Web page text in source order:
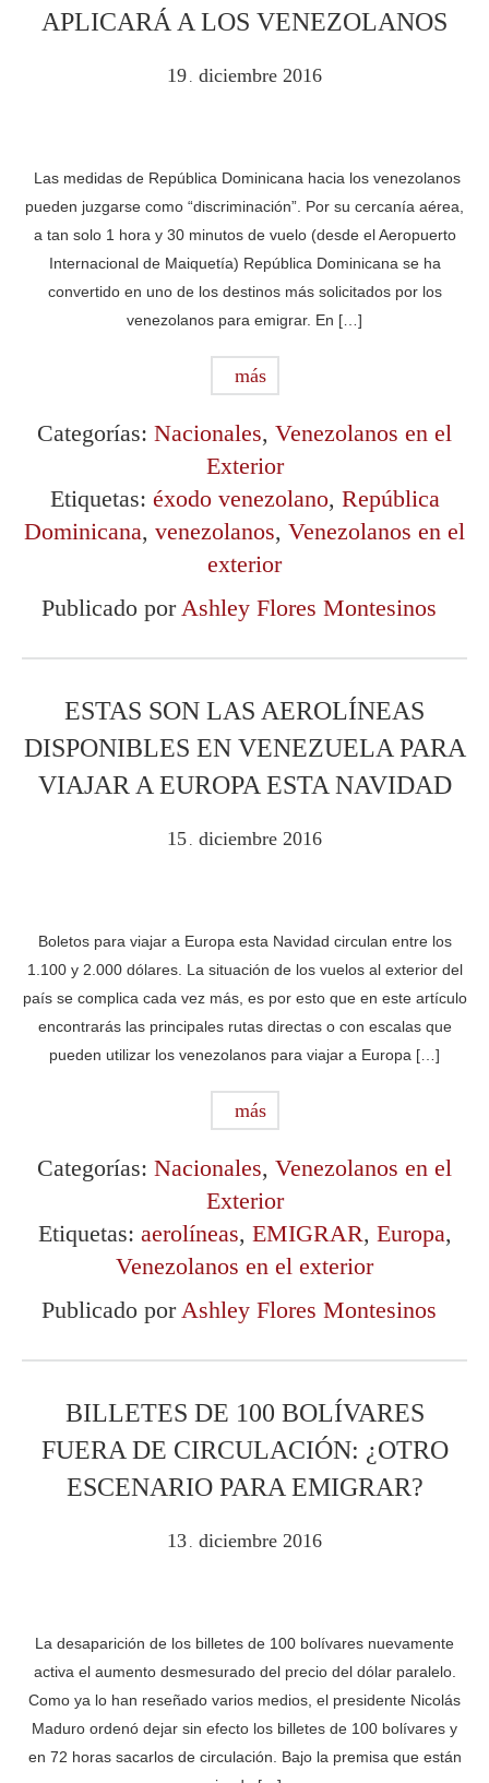
APLICARÁ A LOS VENEZOLANOS
19 . diciembre 2016
Las medidas de República Dominicana hacia los venezolanos
pueden juzgarse como “discriminación”. Por su cercanía aérea,
a tan solo 1 hora y 30 minutos de vuelo (desde el Aeropuerto
Internacional de Maiquetía) República Dominicana se ha
convertido en uno de los destinos más solicitados por los
venezolanos para emigrar. En […]
más
Categorías: Nacionales, Venezolanos en el
Exterior
Etiquetas: éxodo venezolano, República
Dominicana, venezolanos, Venezolanos en el
exterior
Publicado porAshley Flores Montesinos
ESTAS SON LAS AEROLÍNEAS
DISPONIBLES EN VENEZUELA PARA
VIAJAR A EUROPA ESTA NAVIDAD
15 . diciembre 2016
Boletos para viajar a Europa esta Navidad circulan entre los
1.100 y 2.000 dólares. La situación de los vuelos al exterior del
país se complica cada vez más, es por esto que en este artículo
encontrarás las principales rutas directas o con escalas que
pueden utilizar los venezolanos para viajar a Europa […]
más
Categorías: Nacionales, Venezolanos en el
Exterior
Etiquetas: aerolíneas, EMIGRAR, Europa,
Venezolanos en el exterior
Publicado porAshley Flores Montesinos
BILLETES DE 100 BOLÍVARES
FUERA DE CIRCULACIÓN: ¿OTRO
ESCENARIO PARA EMIGRAR?
13 . diciembre 2016
La desaparición de los billetes de 100 bolívares nuevamente
activa el aumento desmesurado del precio del dólar paralelo.
Como ya lo han reseñado varios medios, el presidente Nicolás
Maduro ordenó dejar sin efecto los billetes de 100 bolívares y
en 72 horas sacarlos de circulación. Bajo la premisa que están